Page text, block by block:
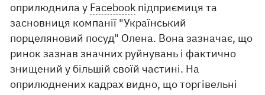
оприлюднила у Facebook підприємиця та
засновниця компанії "Український
порцеляновий посуд" Олена. Вона зазначає, що
ринок зазнав значних руйнувань і фактично
знищений у більшій своїй частині. На
оприлюднених кадрах видно, що торгівельні